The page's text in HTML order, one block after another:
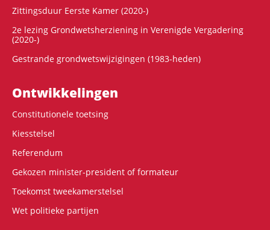
Zittingsduur Eerste Kamer (2020-)
2e lezing Grondwetsherziening in Verenigde Vergadering
(2020-)
Gestrande grondwetswijzigingen (1983-heden)
Ontwikke­lingen
Constitutionele toetsing
Kiesstelsel
Referendum
Gekozen minister-president of formateur
Toekomst tweekamerstelsel
Wet politieke partijen